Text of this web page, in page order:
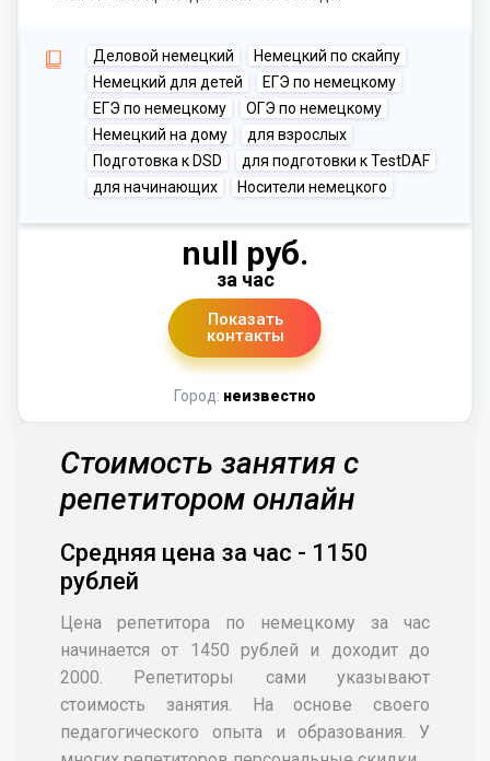
Деловой немецкий
Немецкий по скайпу
Немецкий для детей
ЕГЭ по немецкому
ЕГЭ по немецкому
ОГЭ по немецкому
Немецкий на дому
для взрослых
Подготовка к DSD
для подготовки к TestDAF
для начинающих
Носители немецкого
Город: неизвестно
null руб.
за час
Показать
контакты
Стоимость занятия с
репетитором онлайн
Средняя цена за час - 1150
рублей
Цена репетитора по немецкому за час
начинается от 1450 рублей и доходит до
2000. Репетиторы сами указывают
стоимость занятия. На основе своего
педагогического опыта и образования. У